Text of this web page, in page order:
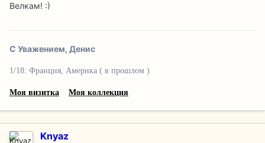
Велкам! :)
С Уважением, Денис
1/18: Франция, Америка ( в прошлом )
Моя визитка Моя коллекция
Knyaz